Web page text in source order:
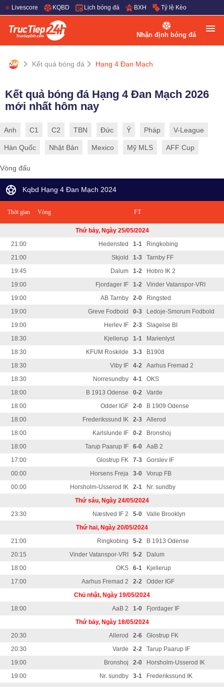
Livescore KQBD Lịch bóng đá BXH Tỷ lệ Kèo
Nhận định bóng đá
Kết quả bóng đá Hạng 4 Đan Mạch
Kết quả bóng đá Hạng 4 Đan Mạch 2026
mới nhất hôm nay
Anh C1 C2 TBN Đức Ý Pháp V-League
Hàn Quốc Nhật Bản Mexico Mỹ MLS AFF Cup
Vòng đấu
Kqbd Hạng 4 Đan Mạch 2024
Thời gian Vòng FT
Thứ bảy, Ngày 25/05/2024
21:00
Hedensted 1-1
Ringkobing
21:00
Skjold 1-3
Tarnby FF
19:45
Dalum 1-2
Hobro IK 2
19:00
Fjordager IF 1-2
Vinder Vatanspor-VRI
19:00
AB Tarnby 2-0
Ringsted
19:00
Greve Fodbold 0-3
Ledoje-Smorum Fodbold
19:00
Herlev IF 2-3
Slagelse BI
18:30
Kjellerup 1-1
Marienlyst
18:30
KFUM Roskilde 3-3
B1908
18:30
Viby IF 4-2
Aarhus Fremad 2
18:30
Norresundby 4-1
OKS
18:00
B 1913 Odense 0-2
Varde
18:00
Odder IGF 2-0
B 1909 Odense
18:00
Frederikssund IK 2-3
Allerod
18:00
Karlslunde IF 0-2
Bronshoj
18:00
Tarup Paarup IF 6-0
AaB 2
17:00
Glostrup FK 7-3
Gorslev IF
00:00
Horsens Freja 3-0
Vorup FB
00:00
Horsholm-Usserod IK 2-1
Nr. sundby
Thứ sáu, Ngày 24/05/2024
23:30
Næstved IF 2 5-0
Valle Brooklyn
Thứ hai, Ngày 20/05/2024
21:00
Ringkobing 5-2
B 1913 Odense
20:15
Vinder Vatanspor-VRI 5-2
Dalum
18:00
OKS 6-1
Kjellerup
17:00
Aarhus Fremad 2 2-2
Odder IGF
Chủ nhật, Ngày 19/05/2024
18:00
AaB 2 1-0
Fjordager IF
Thứ bảy, Ngày 18/05/2024
20:30
Allerod 2-6
Glostrup FK
20:30
Varde 2-2
Tarup Paarup IF
19:00
Bronshoj 2-0
Horsholm-Usserod IK
19:00
Nr. sundby 3-1
Frederikssund IK